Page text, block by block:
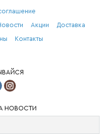
Акции Доставка
Контакты
НОВОСТИ